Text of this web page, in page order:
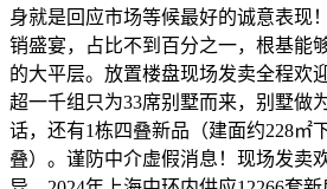
身就是回应市场等候最好的诚意表现
销盛宴，占比不到百分之一，根基能
的大平层。放置楼盘现场发卖全程欢
超一千组只为33席别墅而来，别墅做
话，还有1栋四叠新品（建面约228㎡
叠）。谨防中介虚假消息！现场发卖